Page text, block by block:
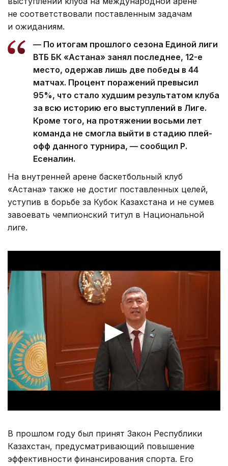
не соответствовали поставленным задачам
и ожиданиям.
— По итогам прошлого сезона Единой лиги
ВТБ БК «Астана» занял последнее, 12-е
место, одержав лишь две победы в 44
матчах. Процент поражений превысил
95%, что стало худшим результатом клуба
за всю историю его выступлений в Лиге.
Кроме того, на протяжении восьми лет
команда не смогла выйти в стадию плей-
офф данного турнира, — сообщил Р.
Есеналин.
На внутренней арене баскетбольный клуб
«Астана» также не достиг поставленных целей,
уступив в борьбе за Кубок Казахстана и не сумев
завоевать чемпионский титул в Национальной
лиге.
В прошлом году был принят Закон Республики
Казахстан, предусматривающий повышение
эффективности финансирования спорта. Его